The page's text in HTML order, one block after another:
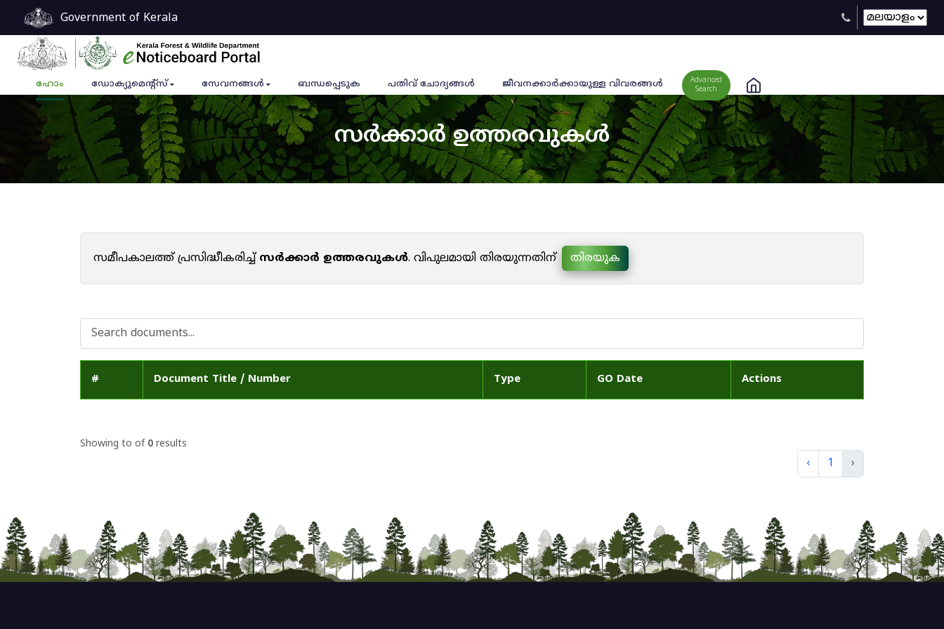
Government of Kerala
ഹോം ഡോക്യുമെൻ്റ്സ് സേവനങ്ങൾ ബന്ധപ്പെടുക പതിവ് ചോദ്യങ്ങൾ ജീവനക്കാര്‍ക്കായുള്ള വിവരങ്ങള്‍
Advanced
Search
സർക്കാർ ഉത്തരവുകൾ
സമീപകാലത്ത് പ്രസിദ്ധീകരിച്ച്സർക്കാർ ഉത്തരവുകൾ. വിപുലമായി തിരയുന്നതിന് തിരയുക
# Document Title / Number Type GO Date Actions
Showing to of 0 results
‹ 1 ›